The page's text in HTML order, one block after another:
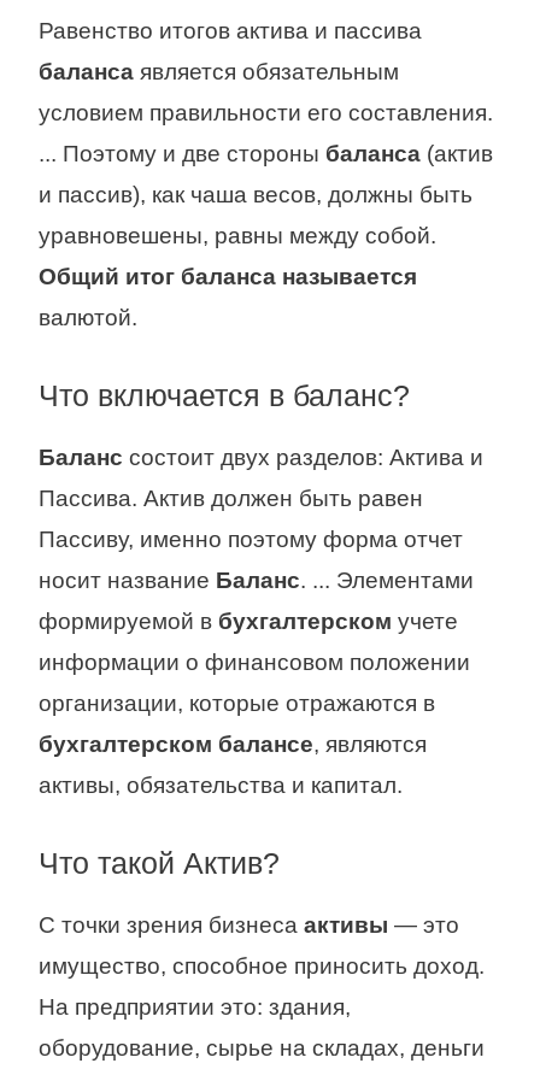
Равенство итогов актива и пассива
баланса является обязательным
условием правильности его составления.
... Поэтому и две стороны баланса (актив
и пассив), как чаша весов, должны быть
уравновешены, равны между собой.
Общий итог баланса называется
валютой.
Что включается в баланс?
Баланс состоит двух разделов: Актива и
Пассива. Актив должен быть равен
Пассиву, именно поэтому форма отчет
носит название Баланс. ... Элементами
формируемой в бухгалтерском учете
информации о финансовом положении
организации, которые отражаются в
бухгалтерском балансе, являются
активы, обязательства и капитал.
Что такой Актив?
С точки зрения бизнеса активы — это
имущество, способное приносить доход.
На предприятии это: здания,
оборудование, сырье на складах, деньги